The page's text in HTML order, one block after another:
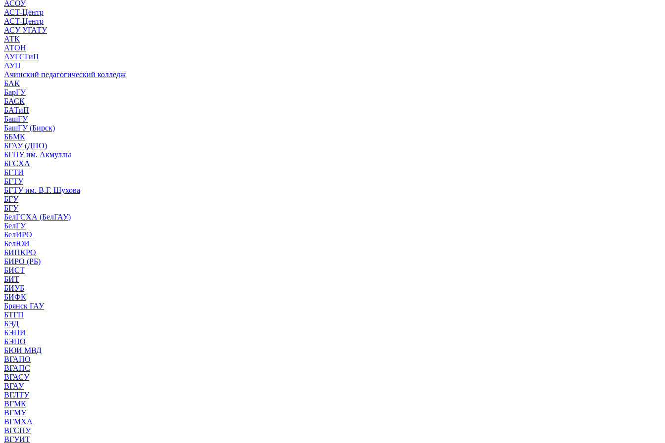
АСОУ
АСТ-Центр
АСТ-Центр
АСУ УГАТУ
АТК
АТОН
АУГСГиП
АУП
Ачинский педагогический колледж
БАК
БарГУ
БАСК
БАТиП
БашГУ
БашГУ (Бирск)
ББМК
БГАУ (ДПО)
БГПУ им. Акмуллы
БГСХА
БГТИ
БГТУ
БГТУ им. В.Г. Шухова
БГУ
БГУ
БелГСХА (БелГАУ)
БелГУ
БелИРО
БелЮИ
БИПКРО
БИРО (РБ)
БИСТ
БИТ
БИУБ
БИФК
Брянск ГАУ
БТГП
БЭД
БЭПИ
БЭПО
БЮИ МВД
ВГАПО
ВГАПС
ВГАСУ
ВГАУ
ВГЛТУ
ВГМК
ВГМУ
ВГМХА
ВГСПУ
ВГУИТ